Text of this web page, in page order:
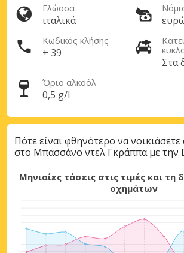
Μεγάλες εξοικονομήσεις
Γλώσσα
ιταλικά
Κωδικός κλήσης
+ 39
Στα
Όριο αλκοόλ
0,5 g/l
Πότε είναι φθηνότερο να
στο Μπασσάνο ντελ Γκράππα με την
Μηνιαίες τάσεις στις τιμές και τη
οχημάτων